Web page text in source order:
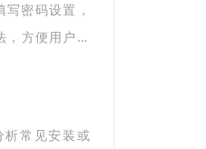
密码设置，
方便用户快
常见安装或